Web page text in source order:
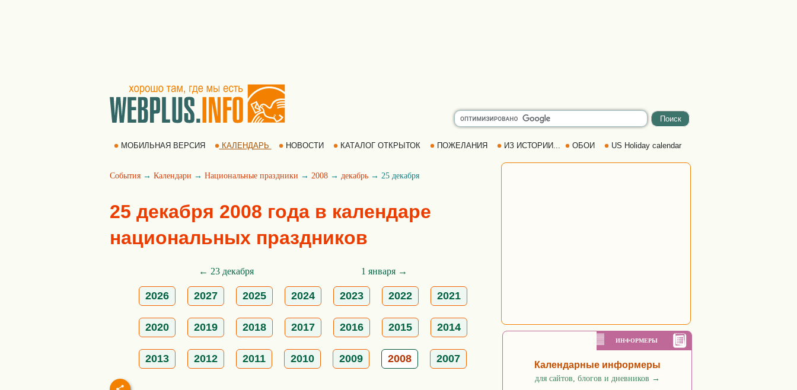
МОБИЛЬНАЯ ВЕРСИЯ КАЛЕНДАРЬ НОВОСТИ КАТАЛОГ ОТКРЫТОК ПОЖЕЛАНИЯ ИЗ ИСТОРИИ... ОБОИ US Holiday calendar
События → Календари → Национальные праздники → 2008 → декабрь → 25 декабря
25 декабря 2008 года в календаре
национальных праздников
← 23 декабря 1 января →
2026 2027 2025 2024 2023 2022 2021
2020 2019 2018 2017 2016 2015 2014
2013 2012 2011 2010 2009 2008 2007
ИНФОРМЕРЫ
Календарные информеры
для сайтов, блогов и дневников →